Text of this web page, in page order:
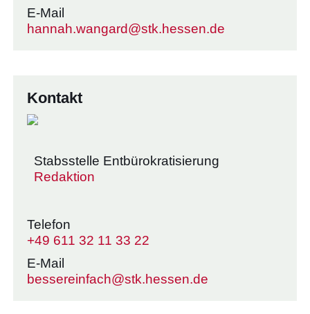
E-Mail
hannah.wangard@stk.hessen.de
Kontakt
Stabsstelle Entbürokratisierung
Redaktion
Telefon
+49 611 32 11 33 22
E-Mail
bessereinfach@stk.hessen.de